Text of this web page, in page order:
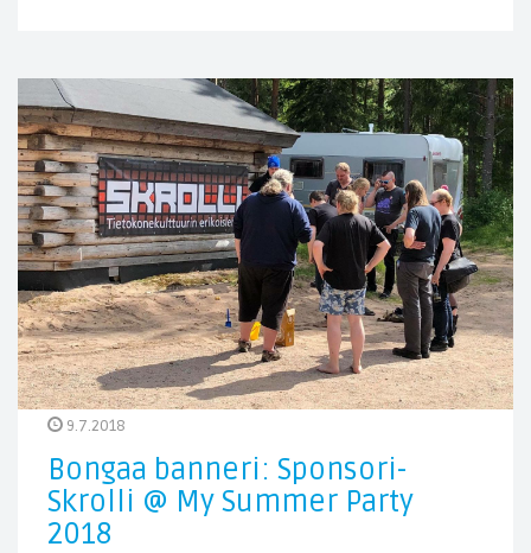
9.7.2018
Bongaa banneri: Sponsori-
Skrolli @ My Summer Party
2018